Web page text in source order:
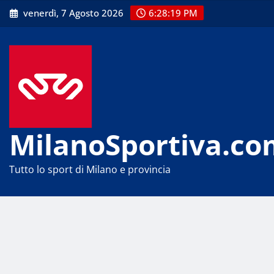
Skip
to
venerdì, 7 Agosto 2026 6:28:19 PM
Tutto lo sport di Milano e provincia